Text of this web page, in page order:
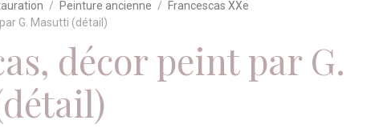
Peinture ancienne
Francescas XXe
G. Masutti (détail)
décor peint par G.